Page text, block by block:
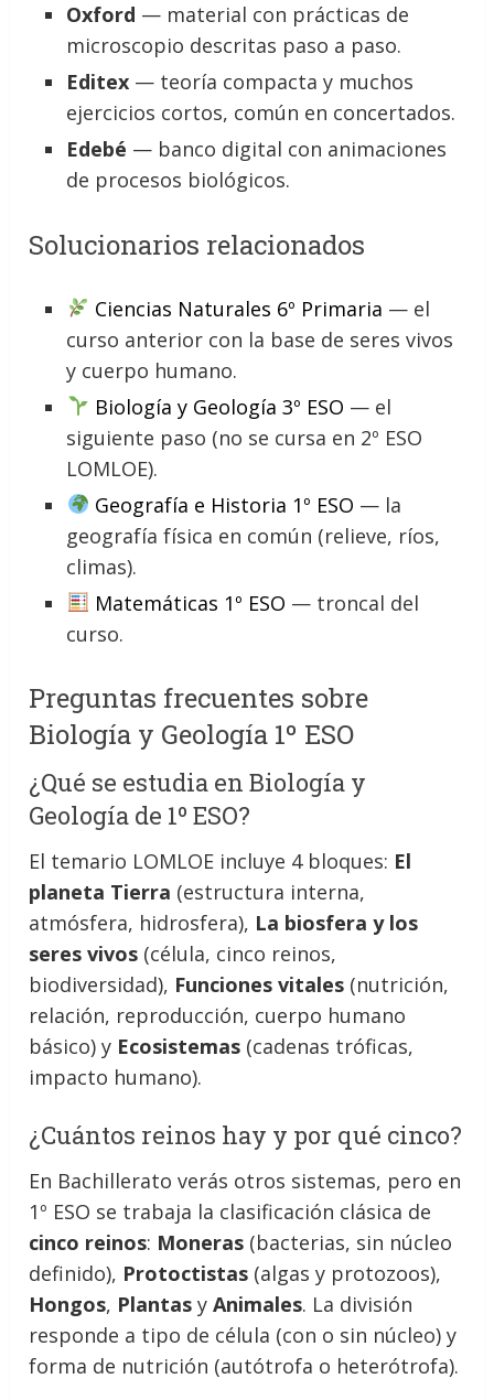
Oxford — material con prácticas de
microscopio descritas paso a paso.
Editex — teoría compacta y muchos
ejercicios cortos, común en concertados.
Edebé — banco digital con animaciones
de procesos biológicos.
Solucionarios relacionados
Ciencias Naturales 6º Primaria — el
curso anterior con la base de seres vivos
y cuerpo humano.
Biología y Geología 3º ESO — el
siguiente paso (no se cursa en 2º ESO
LOMLOE).
Geografía e Historia 1º ESO — la
geografía física en común (relieve, ríos,
climas).
Matemáticas 1º ESO — troncal del
curso.
Preguntas frecuentes sobre
Biología y Geología 1º ESO
¿Qué se estudia en Biología y
Geología de 1º ESO?
El temario LOMLOE incluye 4 bloques: El
planeta Tierra (estructura interna,
atmósfera, hidrosfera), La biosfera y los
seres vivos (célula, cinco reinos,
biodiversidad), Funciones vitales (nutrición,
relación, reproducción, cuerpo humano
básico) y Ecosistemas (cadenas tróficas,
impacto humano).
¿Cuántos reinos hay y por qué cinco?
En Bachillerato verás otros sistemas, pero en
1º ESO se trabaja la clasificación clásica de
cinco reinos: Moneras (bacterias, sin núcleo
definido), Protoctistas (algas y protozoos),
Hongos, Plantas yAnimales. La división
responde a tipo de célula (con o sin núcleo) y
forma de nutrición (autótrofa o heterótrofa).